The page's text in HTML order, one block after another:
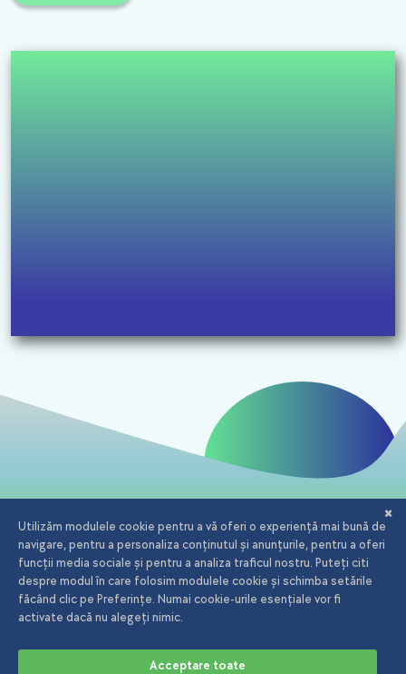
Email:office@iagency.ro
Telefon: 0723.20.82.90
Adserving iAgency.ro
Aleea Cauzași, nr 47, București